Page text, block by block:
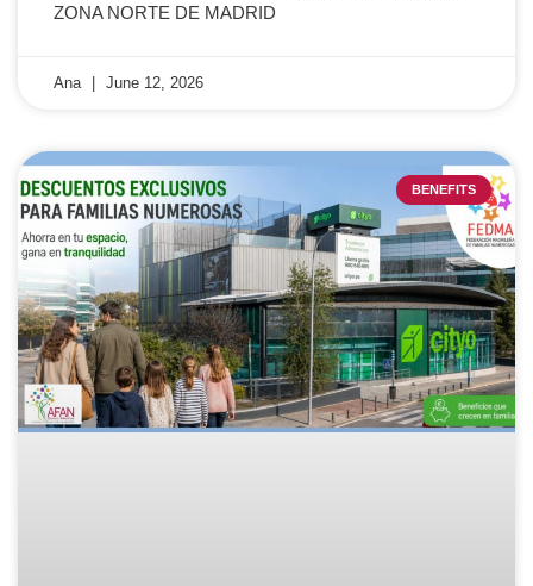
ZONA NORTE DE MADRID
Ana June 12, 2026
BENEFITS